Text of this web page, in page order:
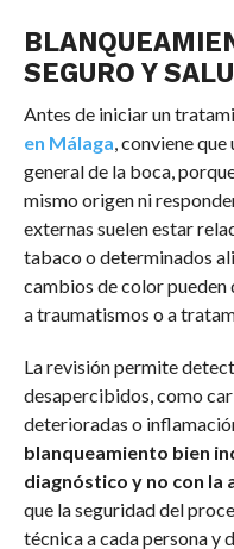
SEGURO Y
Antes de iniciar un
en Málaga , conviene
general de la boca,
mismo origen ni
externas suelen estar
tabaco o determinados
cambios de color pueden
a traumatismos o a
La revisión permite
desapercibidos, como
deterioradas o
blanqueamiento bien
diagnóstico y no con la
que la seguridad del
técnica a cada persona y